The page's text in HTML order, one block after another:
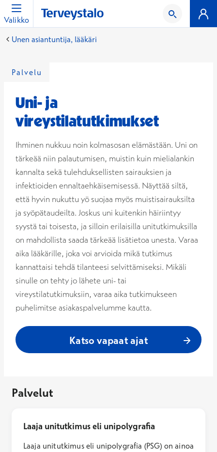
Valikko
Unen asiantuntija, lääkäri
Palvelu
Uni- ja
vireystilatutkimukset
Ihminen nukkuu noin kolmasosan elämästään. Uni on
tärkeää niin palautumisen, muistin kuin mielialankin
kannalta sekä tulehduksellisten sairauksien ja
infektioiden ennaltaehkäisemisessä. Näyttää siltä,
että hyvin nukuttu yö suojaa myös muistisairauksilta
ja syöpätaudeilta. Joskus uni kuitenkin häiriintyy
syystä tai toisesta, ja silloin erilaisilla unitutkimuksilla
on mahdollista saada tärkeää lisätietoa unesta. Varaa
aika lääkärille, joka voi arvioida mikä tutkimus
kannattaisi tehdä tilanteesi selvittämiseksi. Mikäli
sinulle on tehty jo lähete uni- tai
vireystilatutkimuksiin, varaa aika tutkimukseen
puhelimitse asiakaspalvelumme kautta.
Katso vapaat ajat
Palvelut
Laaja unitutkimus eli unipolygrafia
Laaja unitutkimus eli unipolygrafia (PSG) on ainoa